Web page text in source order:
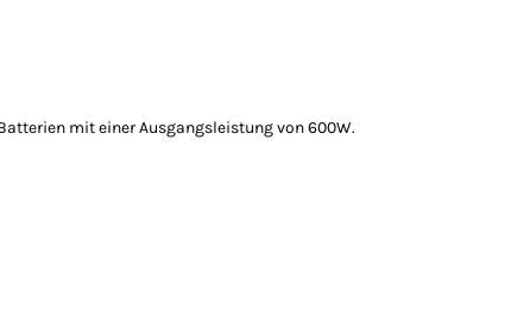
mit einer Ausgangsleistung von 600W.